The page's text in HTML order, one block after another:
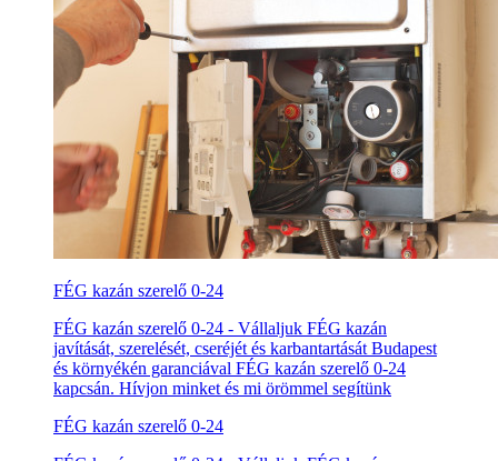
FÉG kazán szerelő 0-24
FÉG kazán szerelő 0-24 - Vállaljuk FÉG kazán
javítását, szerelését, cseréjét és karbantartását Budapest
és környékén garanciával FÉG kazán szerelő 0-24
kapcsán. Hívjon minket és mi örömmel segítünk
FÉG kazán szerelő 0-24